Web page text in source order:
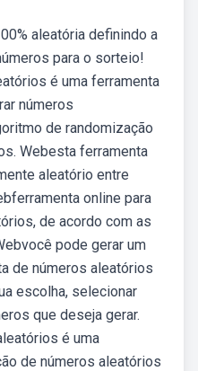
aleatória definindo a
para o sorteio!
é uma ferramenta
números
de randomização
Webesta ferramenta
aleatório entre
online para
de acordo com as
pode gerar um
de números aleatórios
escolha, selecionar
que deseja gerar.
é uma
de números aleatórios